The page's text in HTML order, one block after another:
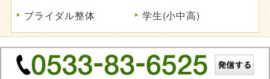
ブライダル整体
学生(小中高)
Copyright © 2022 豊川整体 All Rights Reserved.